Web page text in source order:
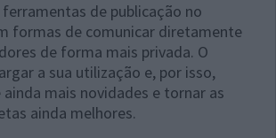
ferramentas de publicação no
formas de comunicar diretamente
de forma mais privada. O
a sua utilização e, por isso,
mais novidades e tornar as
ainda melhores.